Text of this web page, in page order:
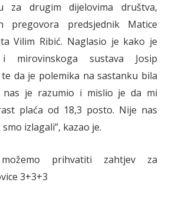
za drugim dijelovima društva,
pregovora predsjednik Matice
Vilim Ribić. Naglasio je kako je
mirovinskoga sustava Josip
da je polemika na sastanku bila
nas je razumio i mislio je da mi
plaća od 18,3 posto. Nije nas
izlagali”, kazao je.
prihvatiti zahtjev za
3+3+3